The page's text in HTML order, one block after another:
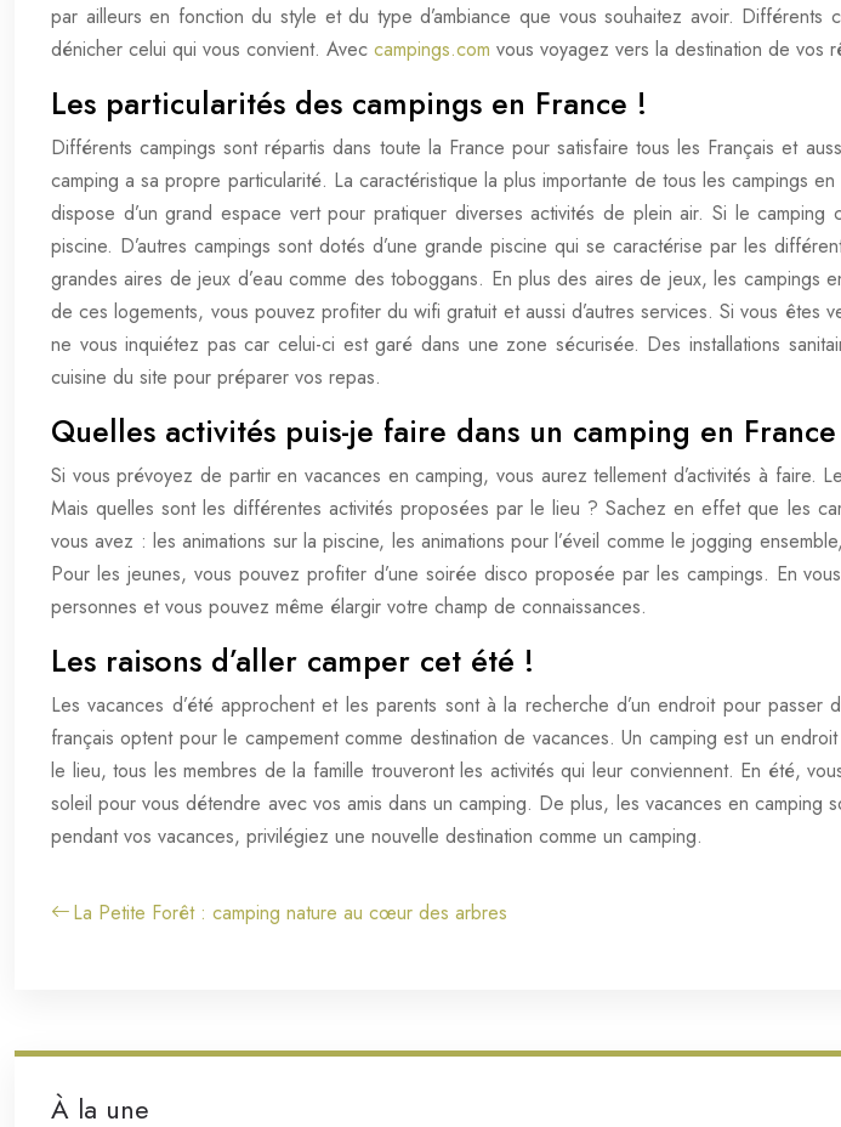
par ailleurs en fonction du style et du type d’ambiance que vous souhaitez avoir.
dénicher celui qui vous convient. Avec campings.com vous voyagez vers la destination de vos
Les particularités des campings en France !
Différents campings sont répartis dans toute la France pour satisfaire tous les Français et
camping a sa propre particularité. La caractéristique la plus importante de tous les campings
dispose d’un grand espace vert pour pratiquer diverses activités de plein air. Si le
piscine. D’autres campings sont dotés d’une grande piscine qui se caractérise par les
grandes aires de jeux d’eau comme des toboggans. En plus des aires de jeux, les
de ces logements, vous pouvez profiter du wifi gratuit et aussi d’autres services. Si vous
ne vous inquiétez pas car celui-ci est garé dans une zone sécurisée. Des installations
cuisine du site pour préparer vos repas.
Quelles activités puis-je faire dans un camping en
Si vous prévoyez de partir en vacances en camping, vous aurez tellement d’activités à faire.
Mais quelles sont les différentes activités proposées par le lieu ? Sachez en effet que les
vous avez : les animations sur la piscine, les animations pour l’éveil comme le jogging
Pour les jeunes, vous pouvez profiter d’une soirée disco proposée par les campings. En
personnes et vous pouvez même élargir votre champ de connaissances.
Les raisons d’aller camper cet été !
Les vacances d’été approchent et les parents sont à la recherche d’un endroit pour
français optent pour le campement comme destination de vacances. Un camping est un
le lieu, tous les membres de la famille trouveront les activités qui leur conviennent. En été,
soleil pour vous détendre avec vos amis dans un camping. De plus, les vacances en
pendant vos vacances, privilégiez une nouvelle destination comme un camping.
La Petite Forêt : camping nature au cœur des arbres
À la une